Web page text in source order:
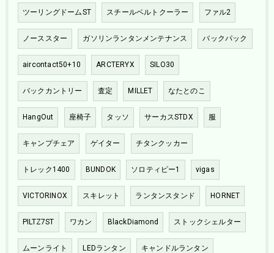
ツーリングドームST スチールベルトクーラー ファル2
ノーススター ガソリンランタンメンテナンス バックパック
aircontact50+10 ARCTERYX SILO30
バックカントリー 査定 MILLET なたとのこ
HangOut 座椅子 タッソ サーカスSTDX 服
キャンプチェア ゲイター チタンクッカー
トレック1400 BUNDOK ソロティピー1 vigas
VICTORINOX スキレット ランタンスタンド HORNET
PILTZ7ST ワカン BlackDiamond ストックシェルター
ムーンライト LEDランタン キャンドルランタン